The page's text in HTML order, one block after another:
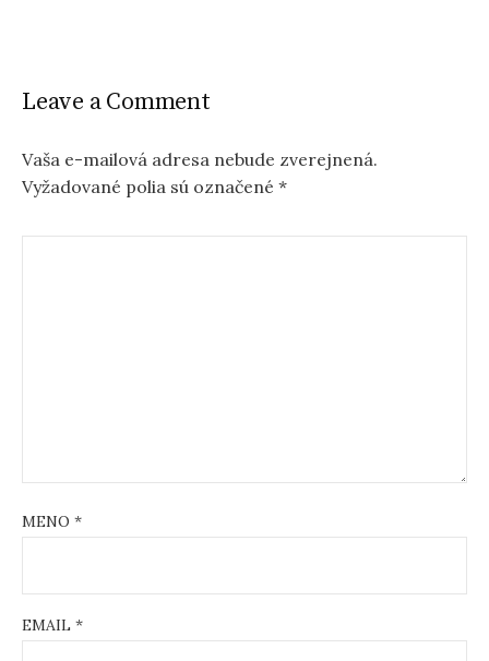
n
v
i
g
Leave a Comment
Vaša e-mailová adresa nebude zverejnená.
Vyžadované polia sú označené *
MENO *
EMAIL *